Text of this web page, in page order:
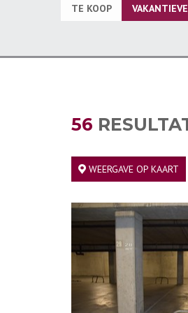
TE KOOP
56
WEERGAVE OP KAART